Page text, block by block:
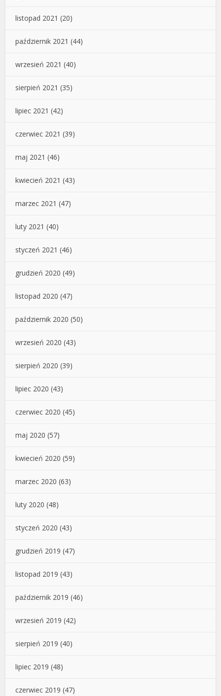
listopad 2021 (20)
październik 2021 (44)
wrzesień 2021 (40)
sierpień 2021 (35)
lipiec 2021 (42)
czerwiec 2021 (39)
maj 2021 (46)
kwiecień 2021 (43)
marzec 2021 (47)
luty 2021 (40)
styczeń 2021 (46)
grudzień 2020 (49)
listopad 2020 (47)
październik 2020 (50)
wrzesień 2020 (43)
sierpień 2020 (39)
lipiec 2020 (43)
czerwiec 2020 (45)
maj 2020 (57)
kwiecień 2020 (59)
marzec 2020 (63)
luty 2020 (48)
styczeń 2020 (43)
grudzień 2019 (47)
listopad 2019 (43)
październik 2019 (46)
wrzesień 2019 (42)
sierpień 2019 (40)
lipiec 2019 (48)
czerwiec 2019 (47)